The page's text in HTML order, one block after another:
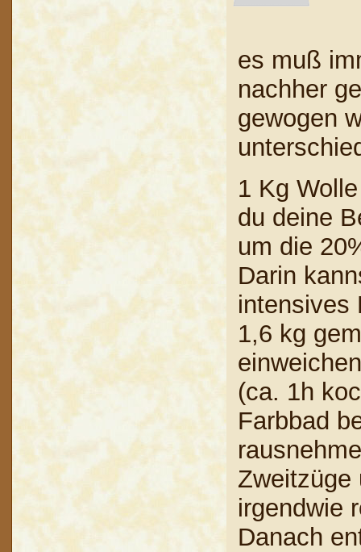
es muß
nachher
gewogen
1 Kg
du deine
um die
Darin
intensives
1,6 kg
(ca. 1h
Farbbad
Zweitzüge
irgendwie
Danach